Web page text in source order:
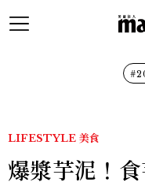
LIFESTYLE 美食
爆漿芋泥！